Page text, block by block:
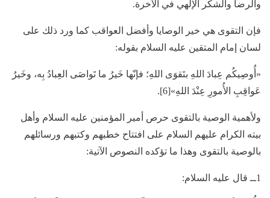
والرضا والشكر الإلهي في الآخرة.
فإن التقوى هي خير الوصايا وأفضل العواقب كما ورد ذلك على
لسان إمام المتقين عليه السلام بقوله:
«أُوصِيكُم عِبادَ اللهِ بتَقوَى اللهِ؛ فإنّها خَيرُ ما تَواصَى العِبادُ بِه، وخَيرُ
عَواقِبِ الأُمورِ عِنْدَ اللهِ»[6].
ولأهمية الوصية بالتقوى حرص أمير المؤمنين عليه السلام وأهل
بيته الكرام عليهم السلام على افتتاح خطبهم وكتبهم ورسائلهم
بالوصية بالتقوى وهذا ما تؤكده النصوص الآتية:
1ــ قال عليه السلام: